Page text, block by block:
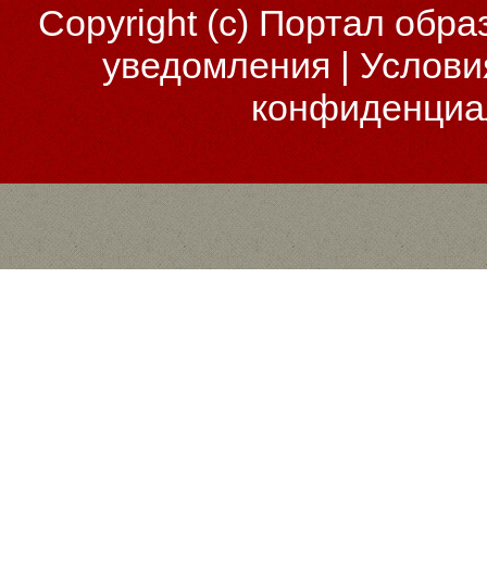
Copyright (c)Портал
уведомления |